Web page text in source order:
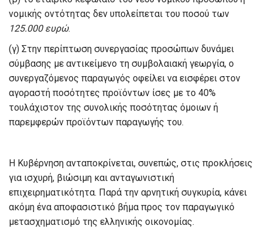
νομικής οντότητας δεν υπολείπεται του ποσού των
125.000 ευρώ.
(γ) Στην περίπτωση συνεργασίας προσώπων δυνάμει
σύμβασης με αντικείμενο τη συμβολαιακή γεωργία, ο
συνεργαζόμενος παραγωγός οφείλει να εισφέρει στον
αγοραστή ποσότητες προϊόντων ίσες με το 40%
τουλάχιστον της συνολικής ποσότητας όμοιων ή
παρεμφερών προϊόντων παραγωγής του.
Η Κυβέρνηση ανταποκρίνεται, συνεπώς, στις προκλήσεις
για ισχυρή, βιώσιμη και ανταγωνιστική
επιχειρηματικότητα. Παρά την αρνητική συγκυρία, κάνει
ακόμη ένα αποφασιστικό βήμα προς τον παραγωγικό
μετασχηματισμό της ελληνικής οικονομίας.